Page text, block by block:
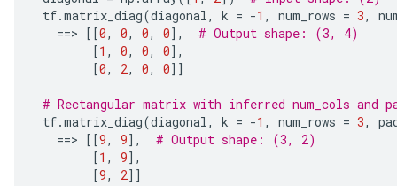
tf.matrix_diag(diagonal, k = -1 , num_rows = 3,
==> [[0, 0, 0, 0],
# Output shape: (3, 4)
[1 , 0, 0, 0],
[0, 2, 0, 0]]
# Rectangular matrix with inferred num_cols and
tf.matrix_diag(diagonal, k = -1 , num_rows = 3,
==> [[9, 9],
# Output shape: (3, 2)
[1 , 9],
[9, 2]]